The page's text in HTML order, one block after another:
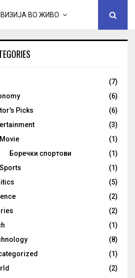
ВО ЖИВО
(7)
(6)
Picks
(6)
(3)
Movie
(1)
Боречки спортови
(1)
Sports
(1)
(5)
(2)
(2)
(1)
(8)
(1)
(2)